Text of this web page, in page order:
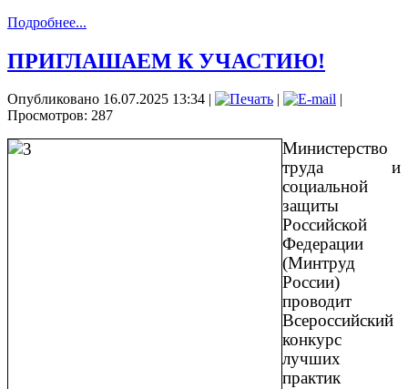
Подробнее...
ПРИГЛАШАЕМ К УЧАСТИЮ!
Опубликовано 16.07.2025 13:34 | |
|
Просмотров: 287
Министерство
труда и
социальной
защиты
Российской
Федерации
(Минтруд
России)
проводит
Всероссийский
конкурс
лучших
практик